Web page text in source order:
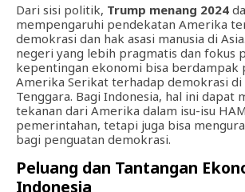
Dari sisi politik, Trump menang 2024
mempengaruhi pendekatan Amerika
demokrasi dan hak asasi manusia di
negeri yang lebih pragmatis dan fokus
kepentingan ekonomi bisa berdampak
Amerika Serikat terhadap demokrasi di
Tenggara. Bagi Indonesia, hal ini dapat
tekanan dari Amerika dalam isu-isu
pemerintahan, tetapi juga bisa
bagi penguatan demokrasi.
Peluang dan Tantangan
Indonesia